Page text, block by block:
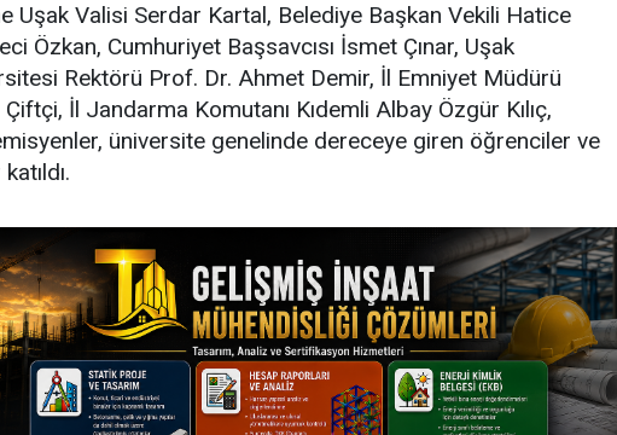
Uşak Valisi Serdar Kartal, Belediye Başkan Vekili Hatice
Özkan, Cumhuriyet Başsavcısı İsmet Çınar, Uşak
Rektörü Prof. Dr. Ahmet Demir, İl Emniyet Müdürü
İl Jandarma Komutanı Kıdemli Albay Özgür Kılıç,
üniversite genelinde dereceye giren öğrenciler ve